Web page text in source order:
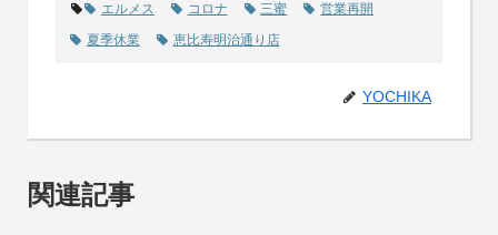
エルメス
コロナ 三蜜
営業再開
夏季休業
恵比寿明治通り店
YOCHIKA
関連記事